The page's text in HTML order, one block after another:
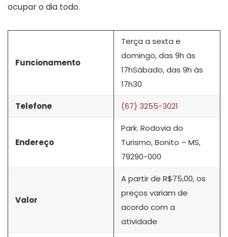
ocupar o dia todo.
Funcionamento
Terça a sexta e
domingo, das 9h às
17hSábado, das 9h às
17h30
Telefone (67) 3255-3021
Endereço
Park. Rodovia do
Turismo, Bonito – MS,
79290-000
Valor
A partir de R$75,00, os
preços variam de
acordo com a
atividade